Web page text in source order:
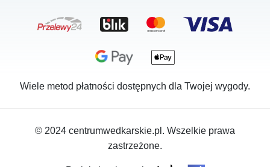
Wiele metod płatności dostępnych dla Twojej wygody.
© 2024 centrumwedkarskie.pl. Wszelkie prawa
zastrzeżone.